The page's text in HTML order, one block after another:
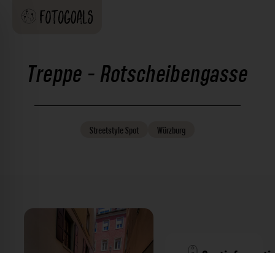
Treppe - Rotscheibengasse
StreetstyleSpot Würzburg